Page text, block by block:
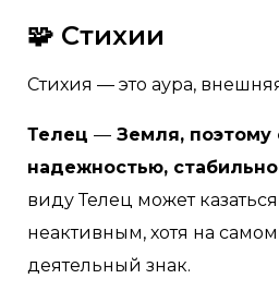
🧩 Стихии
Стихия — это аура,
Телец — Земля, поэтому
надежностью,
виду Телец может
неактивным, хотя на
деятельный знак.